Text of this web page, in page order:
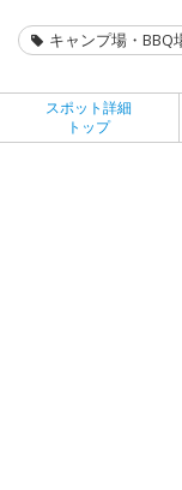
キャンプ場・BBQ
スポット詳細
トップ